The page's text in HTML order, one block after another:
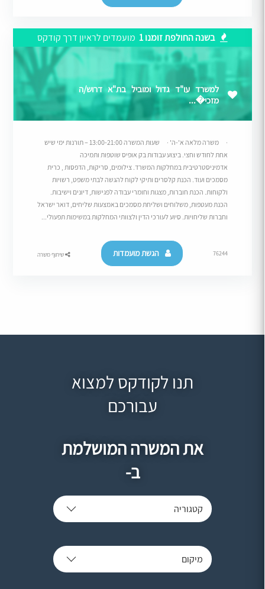
בשנה החולפת זומנו 1 מועמדים לראיון דרך קודקס
למשרד עו"ד גדול ומוביל בת"א דרוש/ה
מזכי�...
· משרה מלאה א'-ה' · שעות המשרה 13:00-21:00 – תורנות ימי שיש
אחת לחודש וחצי. ביצוע עבודות בק אופיס שוטפות ותמיכה
אדמיניסטרטיבית במחלקות המשרד. צילומים, סריקות, הדפסות , כרית
מסמכים ועוד. הכנת קלסרים ותיקי לקוח להגשה לבתי משפט, רשויות
ולקוחות. הכנת חוברות, מצגות וחומרי עבודה לפגישות, דיונים וישיבות.
הכנת מעטפות, משלוחים ושליחת מסמכים באמצעות שליחים, דואר ישראל
וחברות שליחויות. סיוע לעורכי הדין ולצוותי המחלקות במשימות תפעולי...
76244 הגשת מועמדות שיתוף משרה
תנו לקודקס למצוא
עבורכם
את המשרה המושלמת
ב-
קטגוריה
מיקום